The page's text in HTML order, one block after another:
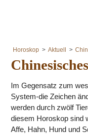
Horoskop Aktuell
Im Gegensatz zum
System-die Zeichen
werden durch zwölf
diesem Horoskop sind
Affe, Hahn, Hund und